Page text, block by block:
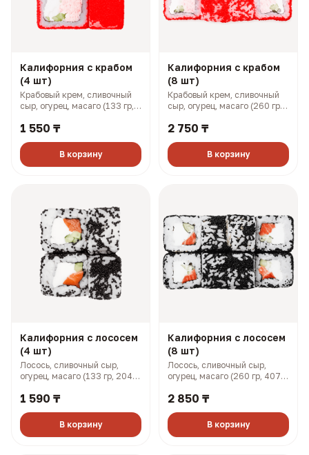
Калифорния с крабом
(4 шт)
Крабовый крем, сливочный
сыр, огурец, масаго (133 гр,
1 550 ₸
В корзину
Калифорния с крабом
(8 шт)
Крабовый крем, сливочный
сыр, огурец, масаго (260 гр,
2 750 ₸
В корзину
Калифорния с лососем
(4 шт)
Лосось, сливочный сыр,
огурец, масаго (133 гр, 204
1 590 ₸
В корзину
Калифорния с лососем
(8 шт)
Лосось, сливочный сыр,
огурец, масаго (260 гр, 407
2 850 ₸
В корзину